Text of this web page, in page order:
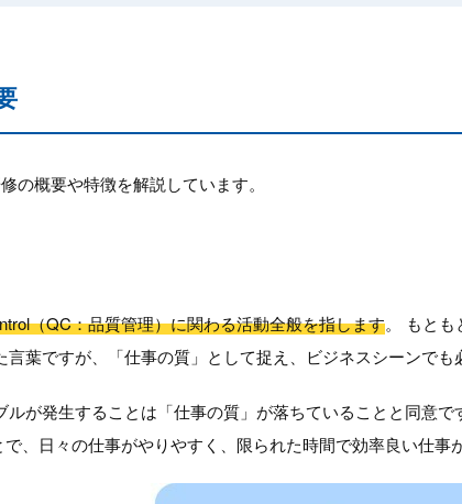
の概要や特徴を解説しています。
（QC：品質管理）に関わる活動全般を指します。 もと
葉ですが、「仕事の質」として捉え、ビジネスシーンでも
ルが発生することは「仕事の質」が落ちていることと同意
、日々の仕事がやりやすく、限られた時間で効率良い仕事